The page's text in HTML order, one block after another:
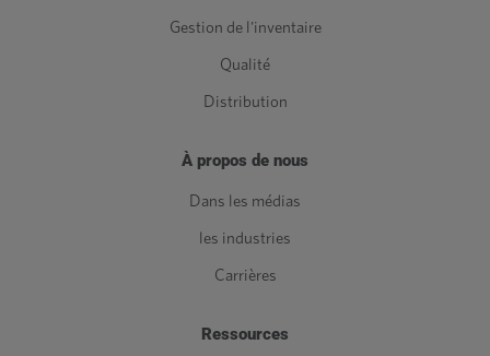
Gestion de l'inventaire
Qualité
Distribution
À propos de nous
Dans les médias
les industries
Carrières
Ressources